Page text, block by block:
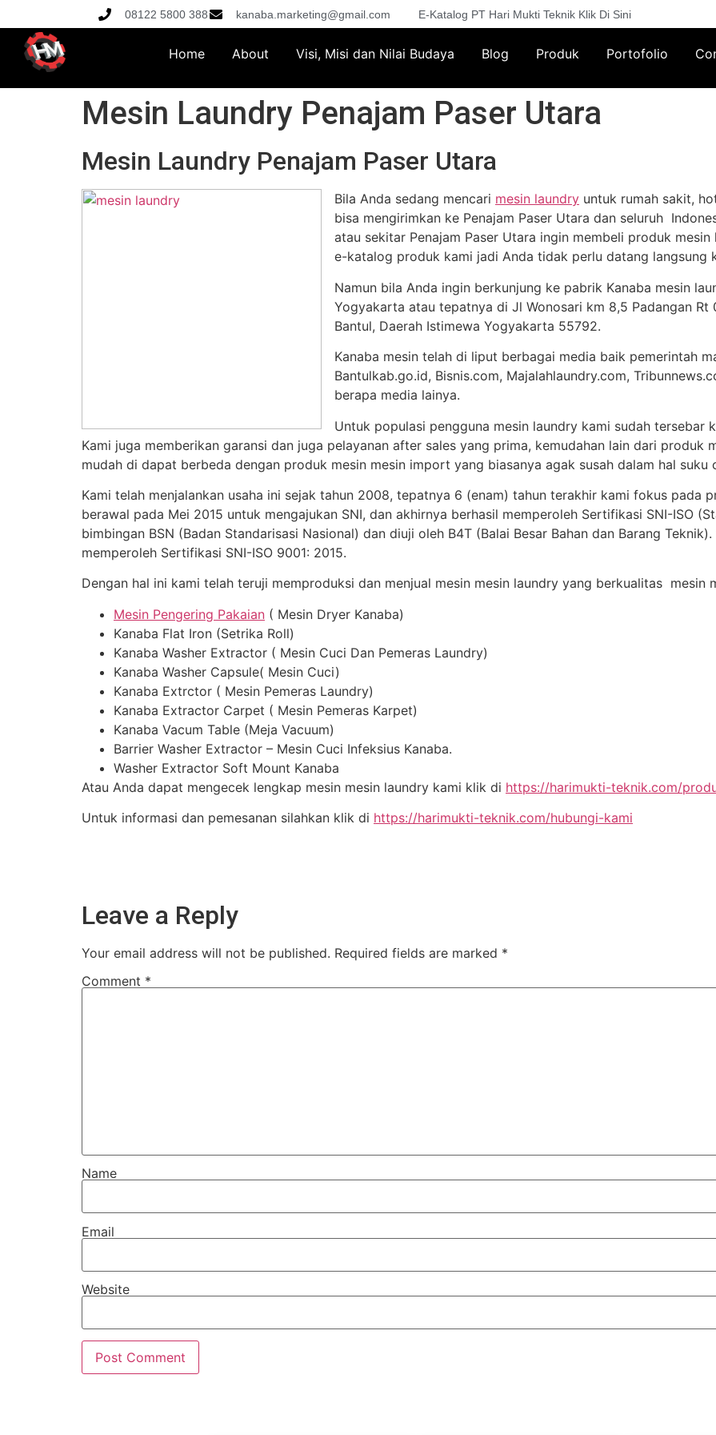
08122 5800 388 kanaba.marketing@gmail.com E-Katalog PT Hari Mukti Teknik Klik Di Sini
Home About Visi, Misi dan Nilai Budaya Blog Produk Portofolio
Mesin Laundry Penajam Paser Utara
Mesin Laundry Penajam Paser Utara
Bila Anda sedang mencari mesin laundry untuk rumah sakit,
bisa mengirimkan ke Penajam Paser Utara dan seluruh
atau sekitar Penajam Paser Utara ingin membeli produk
e-katalog produk kami jadi Anda tidak perlu datang langsung
Namun bila Anda ingin berkunjung ke pabrik Kanaba mesin
Yogyakarta atau tepatnya di Jl Wonosari km 8,5 Padangan Rt
Bantul, Daerah Istimewa Yogyakarta 55792.
Kanaba mesin telah di liput berbagai media baik pemerintah
Bantulkab.go.id, Bisnis.com, Majalahlaundry.com,
berapa media lainya.
Untuk populasi pengguna mesin laundry kami sudah tersebar
Kami juga memberikan garansi dan juga pelayanan after sales yang prima, kemudahan lain dari produk
mudah di dapat berbeda dengan produk mesin mesin import yang biasanya agak susah dalam hal suku
Kami telah menjalankan usaha ini sejak tahun 2008, tepatnya 6 (enam) tahun terakhir kami fokus pada
berawal pada Mei 2015 untuk mengajukan SNI, dan akhirnya berhasil memperoleh Sertifikasi SNI-ISO
bimbingan BSN (Badan Standarisasi Nasional) dan diuji oleh B4T (Balai Besar Bahan dan Barang
memperoleh Sertifikasi SNI-ISO 9001: 2015.
Dengan hal ini kami telah teruji memproduksi dan menjual mesin mesin laundry yang berkualitas mesin
Mesin Pengering Pakaian ( Mesin Dryer Kanaba)
Kanaba Flat Iron (Setrika Roll)
Kanaba Washer Extractor ( Mesin Cuci Dan Pemeras Laundry)
Kanaba Washer Capsule( Mesin Cuci)
Kanaba Extrctor ( Mesin Pemeras Laundry)
Kanaba Extractor Carpet ( Mesin Pemeras Karpet)
Kanaba Vacum Table (Meja Vacuum)
Barrier Washer Extractor – Mesin Cuci Infeksius Kanaba.
Washer Extractor Soft Mount Kanaba
Atau Anda dapat mengecek lengkap mesin mesin laundry kami klik di https://harimukti-teknik.com/
Untuk informasi dan pemesanan silahkan klik di https://harimukti-teknik.com/hubungi-kami
Leave a Reply
Your email address will not be published. Required fields are marked *
Comment *
Name
Email
Website